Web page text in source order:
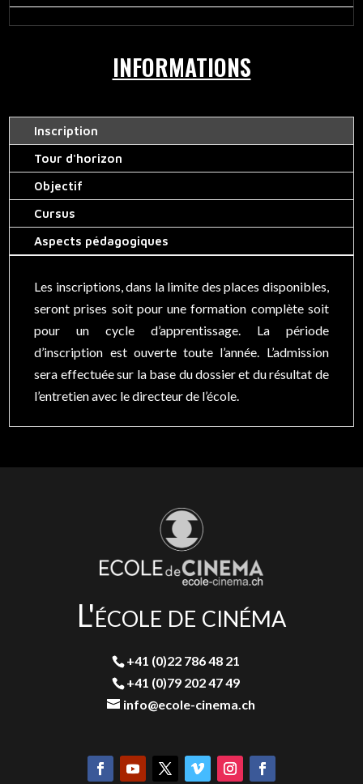
INFORMATIONS
Inscription
Tour d'horizon
Objectif
Cursus
Aspects pédagogiques
Les inscriptions, dans la limite des places disponibles,
seront prises soit pour une formation complète soit
pour un cycle d’apprentissage. La période
d’inscription est ouverte toute l’année. L’admission
sera effectuée sur la base du dossier et du résultat de
l’entretien avec le directeur de l’école.
L'école de cinéma
+41 (0)22 786 48 21
+41 (0)79 202 47 49
info@ecole-cinema.ch